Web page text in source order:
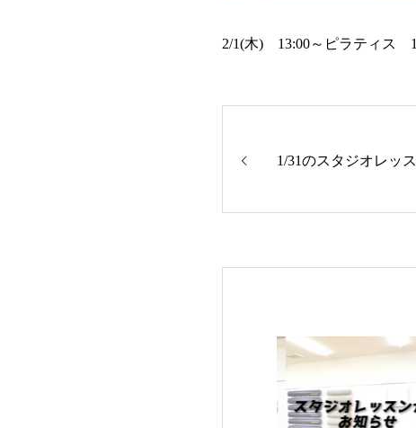
2/1(木) 13:00～ピラティス
1/31のスタジオレッ